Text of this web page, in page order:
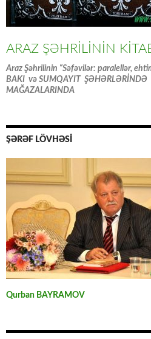
ARAZ ŞƏHRİLİNİN
Araz Şəhrilinin “Səfəvilər: paralellər,
BAKI və SUMQAYIT ŞƏHƏRLƏRİNDƏ
MAĞAZALARINDA
ŞƏRƏF LÖVHƏSİ
Qurban BAYRAMOV